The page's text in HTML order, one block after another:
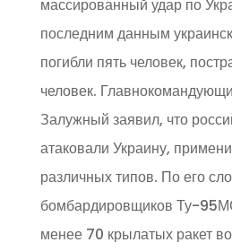
массированный удар по
последним данным
погибли пять человек,
человек.
Залужный заявил, что
атаковали Украину,
различных типов. По его
бомбардировщиков Ту-
менее 70 крылатых ракет